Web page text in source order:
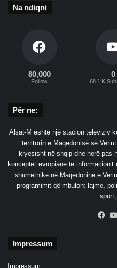
Na ndiqni
80,000
Follow
0
68.1 K
Për ne:
Alsat-M është një stacion televiziv
territorin e Maqedonisë së
kryesisht në shqip dhe herë pas
konceptet evropiane të
shumetnike në Maqedoninë e
programimit që mbulon: lajme,
Impressum
Impressum